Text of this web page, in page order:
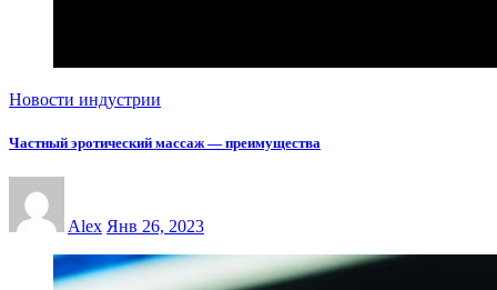
Новости индустрии
Частный эротический массаж — преимущества
Alex Янв 26, 2023